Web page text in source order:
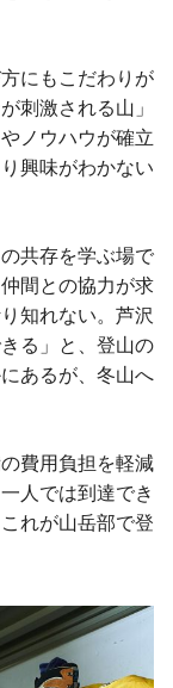
にもこだわりが
刺激される山」
ノウハウが確立
興味がわかない
共存を学ぶ場で
間との協力が求
知れない。芦沢
る」と、登山の
あるが、冬山へ
費用負担を軽減
人では到達でき
れが山岳部で登